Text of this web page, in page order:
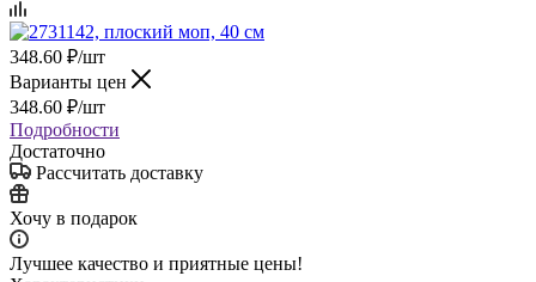
348.60 ₽/шт
Варианты цен
348.60 ₽/шт
Подробности
Достаточно
Рассчитать доставку
Хочу в подарок
Лучшее качество и приятные цены!